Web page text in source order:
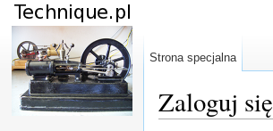
Zaloguj się
Strona specjalna